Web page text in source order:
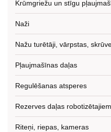
Krūmgriežu un stīgu
Naži
Nažu turētāji, vārpstas,
Pļaujmašīnas daļas
Regulēšanas atsperes
Rezerves daļas
Riteņi, riepas, kameras